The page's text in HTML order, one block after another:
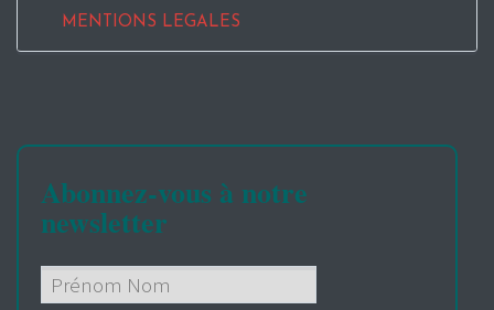
MENTIONS LEGALES
Abonnez-vous à notre
newsletter